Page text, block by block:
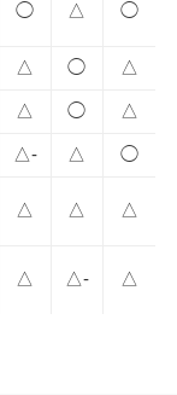
◯ △ ◯
△ ◯ △
△ ◯ △
△- △ ◯
△ △ △
△ △- △